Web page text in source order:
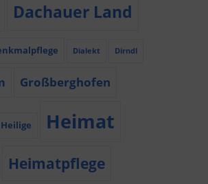
Dachauer Land
Dialekt Dirndl
Großberghofen
Heilige Heimat
Heimatpflege